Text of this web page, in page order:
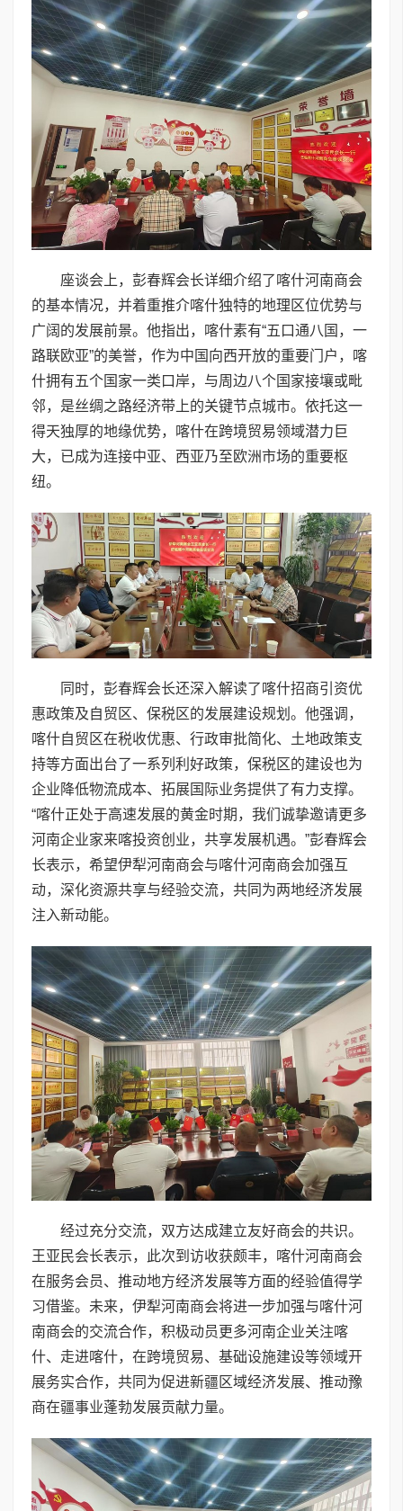
座谈会上，彭春辉会长详细介绍了喀什河南商会
的基本情况，并着重推介喀什独特的地理区位优势与
广阔的发展前景。他指出，喀什素有“五口通八国，一
路联欧亚”的美誉，作为中国向西开放的重要门户，喀
什拥有五个国家一类口岸，与周边八个国家接壤或毗
邻，是丝绸之路经济带上的关键节点城市。依托这一
得天独厚的地缘优势，喀什在跨境贸易领域潜力巨
大，已成为连接中亚、西亚乃至欧洲市场的重要枢
纽。
同时，彭春辉会长还深入解读了喀什招商引资优
惠政策及自贸区、保税区的发展建设规划。他强调，
喀什自贸区在税收优惠、行政审批简化、土地政策支
持等方面出台了一系列利好政策，保税区的建设也为
企业降低物流成本、拓展国际业务提供了有力支撑。
“喀什正处于高速发展的黄金时期，我们诚挚邀请更多
河南企业家来喀投资创业，共享发展机遇。”彭春辉会
长表示，希望伊犁河南商会与喀什河南商会加强互
动，深化资源共享与经验交流，共同为两地经济发展
注入新动能。
经过充分交流，双方达成建立友好商会的共识。
王亚民会长表示，此次到访收获颇丰，喀什河南商会
在服务会员、推动地方经济发展等方面的经验值得学
习借鉴。未来，伊犁河南商会将进一步加强与喀什河
南商会的交流合作，积极动员更多河南企业关注喀
什、走进喀什，在跨境贸易、基础设施建设等领域开
展务实合作，共同为促进新疆区域经济发展、推动豫
商在疆事业蓬勃发展贡献力量。